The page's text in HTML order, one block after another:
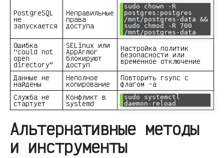
PostgreSQL
не
запускается
Неправильные
права
доступа
sudo chown -R
postgres:postgres
/mnt/postgres-data &&
sudo chmod -R 700
/mnt/postgres-data
Ошибка
“could not
open
directory”
SELinux или
AppArmor
блокируют
доступ
Настройка политик
безопасности или
временное отключение
Данные не
найдены
Неполное
копирование
Повторить rsync с
флагом -a
Служба не
стартует
Конфликт в
systemd
sudo systemctl
daemon-reload
Альтернативные методы
и инструменты